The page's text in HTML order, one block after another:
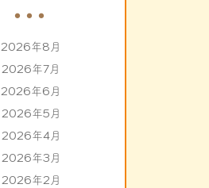
2026年8月
2026年7月
2026年6月
2026年5月
2026年4月
2026年3月
2026年2月